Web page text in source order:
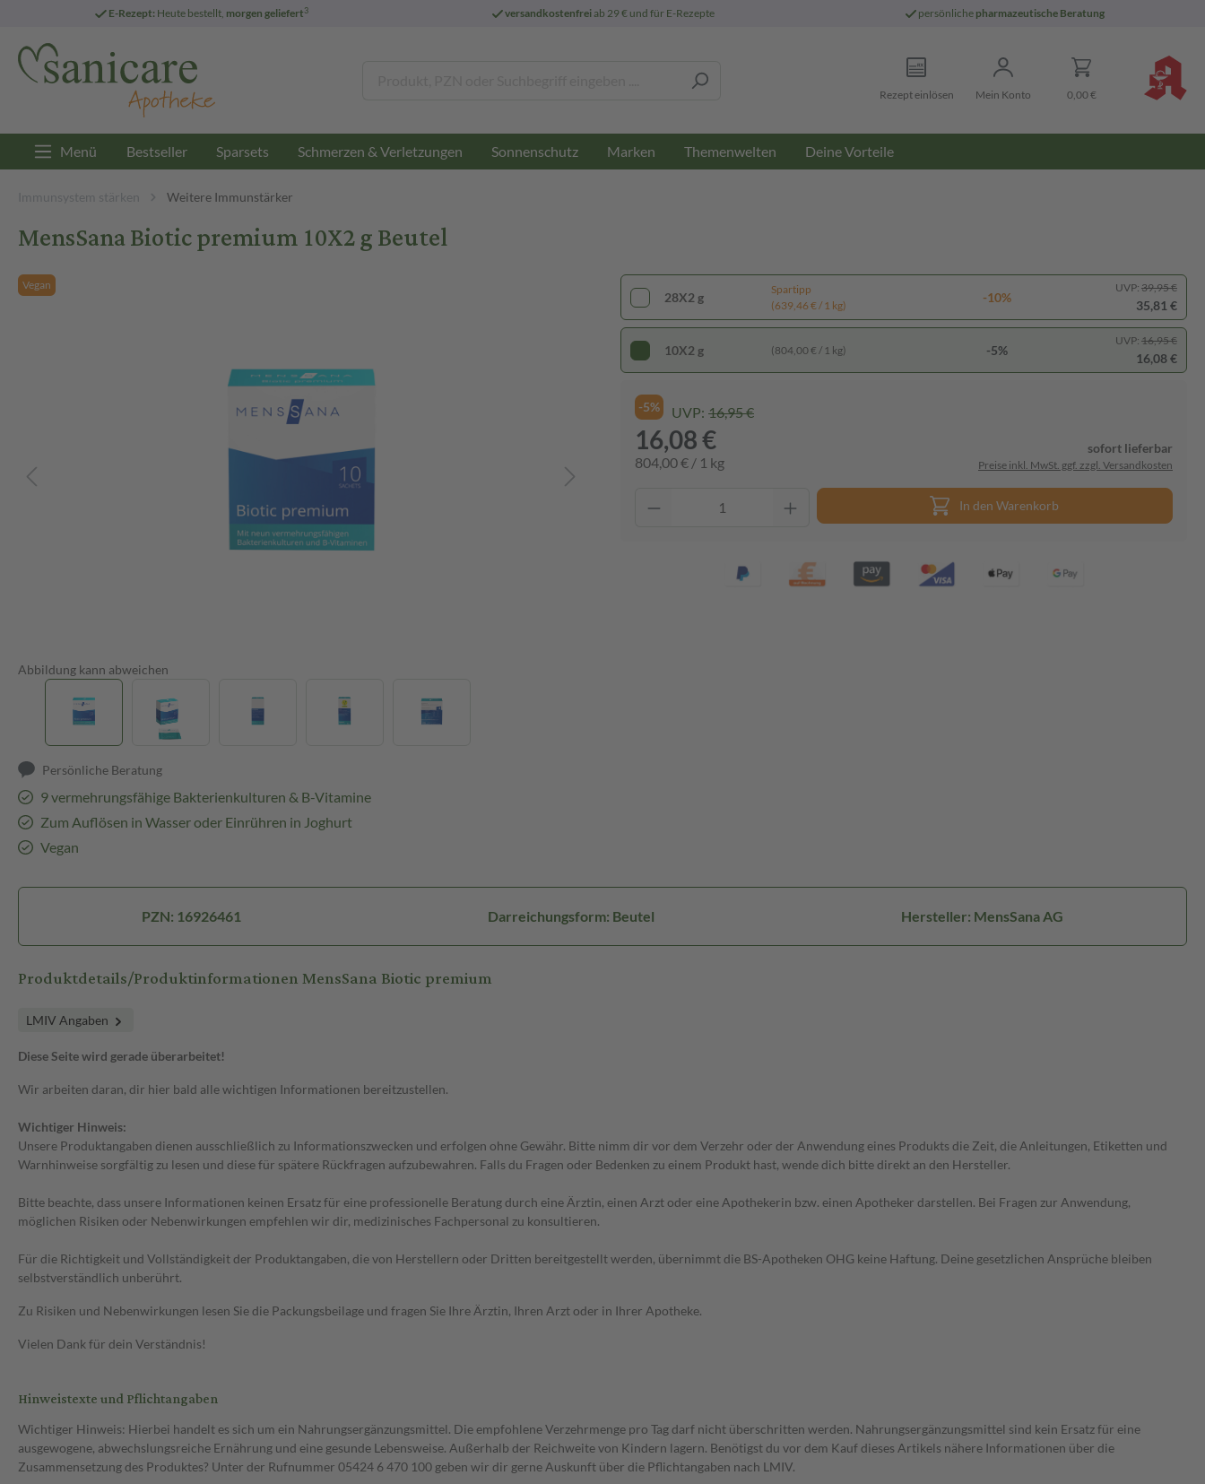
E-Rezept: Heute bestellt, morgen geliefert3 versandkostenfreiab 29 € und für E-Rezepte persönliche pharmazeutische Beratung
Rezept einlösen Mein Konto 0,00 €
Menü Bestseller Sparsets Schmerzen & Verletzungen Sonnenschutz Marken Themenwelten Deine Vorteile
Immunsystem stärken Weitere Immunstärker
MensSana Biotic premium 10X2 g Beutel
Vegan
Abbildung kann abweichen
Persönliche Beratung
9 vermehrungsfähige Bakterienkulturen & B-Vitamine
Zum Auflösen in Wasser oder Einrühren in Joghurt
Vegan
28X2 g
Spartipp
(639,46 € / 1 kg)
-10%
UVP: 39,95 €
35,81 €
10X2 g (804,00 € / 1 kg) -5%
UVP: 16,95 €
16,08 €
-5% UVP: 16,95 €
16,08 €
804,00 € / 1 kg
sofort lieferbar
Preise inkl. MwSt. ggf. zzgl. Versandkosten
In den Warenkorb
PZN: 16926461 Darreichungsform: Beutel Hersteller: MensSana AG
Produktdetails/Produktinformationen MensSana Biotic premium
LMIV Angaben
Diese Seite wird gerade überarbeitet!
Wir arbeiten daran, dir hier bald alle wichtigen Informationen bereitzustellen.
Wichtiger Hinweis:
Unsere Produktangaben dienen ausschließlich zu Informationszwecken und erfolgen ohne Gewähr. Bitte nimm dir vor dem Verzehr oder der Anwendung eines Produkts die Zeit, die Anleitungen, Etiketten und
Warnhinweise sorgfältig zu lesen und diese für spätere Rückfragen aufzubewahren. Falls du Fragen oder Bedenken zu einem Produkt hast, wende dich bitte direkt an den Hersteller.
Bitte beachte, dass unsere Informationen keinen Ersatz für eine professionelle Beratung durch eine Ärztin, einen Arzt oder eine Apothekerin bzw. einen Apotheker darstellen. Bei Fragen zur Anwendung,
möglichen Risiken oder Nebenwirkungen empfehlen wir dir, medizinisches Fachpersonal zu konsultieren.
Für die Richtigkeit und Vollständigkeit der Produktangaben, die von Herstellern oder Dritten bereitgestellt werden, übernimmt die BS-Apotheken OHG keine Haftung. Deine gesetzlichen Ansprüche bleiben
selbstverständlich unberührt.
Zu Risiken und Nebenwirkungen lesen Sie die Packungsbeilage und fragen Sie Ihre Ärztin, Ihren Arzt oder in Ihrer Apotheke.
Vielen Dank für dein Verständnis!
Hinweistexte und Pflichtangaben
Wichtiger Hinweis: Hierbei handelt es sich um ein Nahrungsergänzungsmittel. Die empfohlene Verzehrmenge pro Tag darf nicht überschritten werden. Nahrungsergänzungsmittel sind kein Ersatz für eine
ausgewogene, abwechslungsreiche Ernährung und eine gesunde Lebensweise. Außerhalb der Reichweite von Kindern lagern. Benötigst du vor dem Kauf dieses Artikels nähere Informationen über die
Zusammensetzung des Produktes? Unter der Rufnummer 05424 6 470 100 geben wir dir gerne Auskunft über die Pflichtangaben nach LMIV.